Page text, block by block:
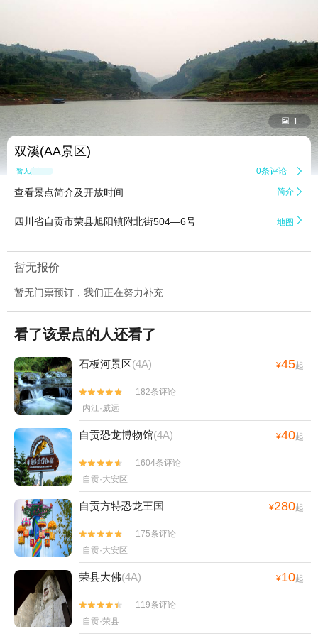
 1
双溪(AA景区)
暂无点评 0条评论 
查看景点简介及开放时间 简介 
四川省自贡市荣县旭阳镇附北街504—6号 地图 
暂无报价
暂无门票预订，我们正在努力补充
看了该景点的人还看了
石板河景区(4A) ¥45起


182条评论
内江·威远
自贡恐龙博物馆(4A) ¥40起


1604条评论
自贡·大安区
自贡方特恐龙王国 ¥280起


175条评论
自贡·大安区
荣县大佛(4A) ¥10起


119条评论
自贡·荣县